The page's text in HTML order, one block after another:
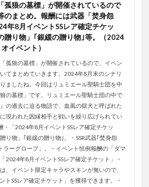
孤狼の墓標」が開催されているので
のまとめ。報酬には武器「焚身怨
年8月イベントSSレア確定チケッ
贈り物」｢銀緩の贈り物｣等。（2024
イベント）
孤狼の墓標」が開催されているので、イベン
てまとめていきます。2024年8月末のシナリ
ましたね。今回はリュミエール聖騎士団を中
の墓標」です。リュミエール聖騎士団の中で
の過去に迫る物語で、血風の獄犬と呼ばれた
現われた因縁相手と戦いを繰り広げられてい
・「2024年8月イベントSSレア確定チケッ
り物」｢銀緩の贈り物｣。・SSR武器｢焚身怨
ラーグローブ」。・イベント恒例報酬の「ダマ
2024年8月イベントSSレア確定チケット」・
、イベント限定キャラやスキンが無いので、
トSSレア確定チケット」を獲得できます。・